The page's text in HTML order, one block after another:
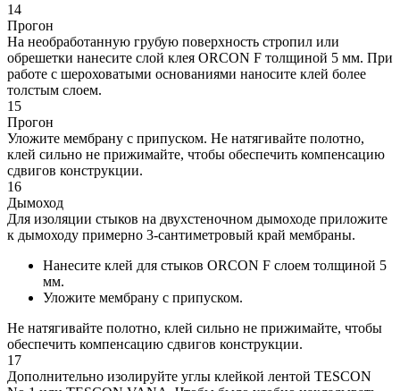
14
Прогон
На необработанную грубую поверхность стропил или
обрешетки нанесите слой клея ORCON F толщиной 5 мм. При
работе с шероховатыми основаниями наносите клей более
толстым слоем.
15
Прогон
Уложите мембрану с припуском. Не натягивайте полотно,
клей сильно не прижимайте, чтобы обеспечить компенсацию
сдвигов конструкции.
16
Дымоход
Для изоляции стыков на двухстеночном дымоходе приложите
к дымоходу примерно 3-сантиметровый край мембраны.
Нанесите клей для стыков ORCON F слоем толщиной 5
мм.
Уложите мембрану с припуском.
Не натягивайте полотно, клей сильно не прижимайте, чтобы
обеспечить компенсацию сдвигов конструкции.
17
Дополнительно изолируйте углы клейкой лентой TESCON